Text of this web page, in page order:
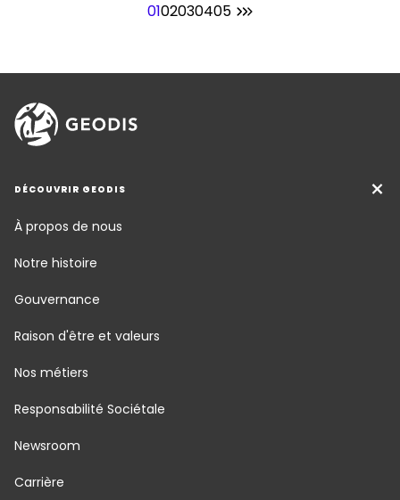
0102030405
DÉCOUVRIR GEODIS
À propos de nous
Notre histoire
Gouvernance
Raison d'être et valeurs
Nos métiers
Responsabilité Sociétale
Newsroom
Carrière